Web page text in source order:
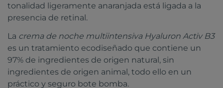
tonalidad ligeramente anaranjada está ligada a la
presencia de retinal.
La crema de noche multiintensiva Hyaluron Activ B3
es un tratamiento ecodiseñado que contiene un
97% de ingredientes de origen natural, sin
ingredientes de origen animal, todo ello en un
práctico y seguro bote bomba.